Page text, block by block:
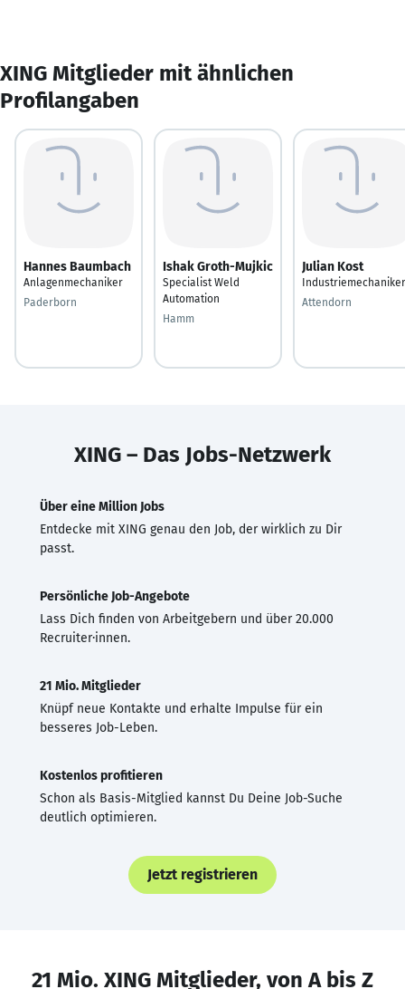
XING Mitglieder mit ähnlichen
Profilangaben
Hannes Baumbach
Anlagenmechaniker
Paderborn
Ishak Groth-Mujkic
Specialist Weld
Automation
Hamm
Julian Kost
Industriemechaniker
Attendorn
XING – Das Jobs-Netzwerk
Über eine Million Jobs
Entdecke mit XING genau den Job, der wirklich zu Dir
passt.
Persönliche Job-Angebote
Lass Dich finden von Arbeitgebern und über 20.000
Recruiter·innen.
21 Mio. Mitglieder
Knüpf neue Kontakte und erhalte Impulse für ein
besseres Job-Leben.
Kostenlos profitieren
Schon als Basis-Mitglied kannst Du Deine Job-Suche
deutlich optimieren.
Jetzt registrieren
21 Mio. XING Mitglieder, von A bis Z